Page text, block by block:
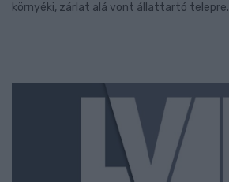
környéki, zárlat alá vont állattartó telepre.